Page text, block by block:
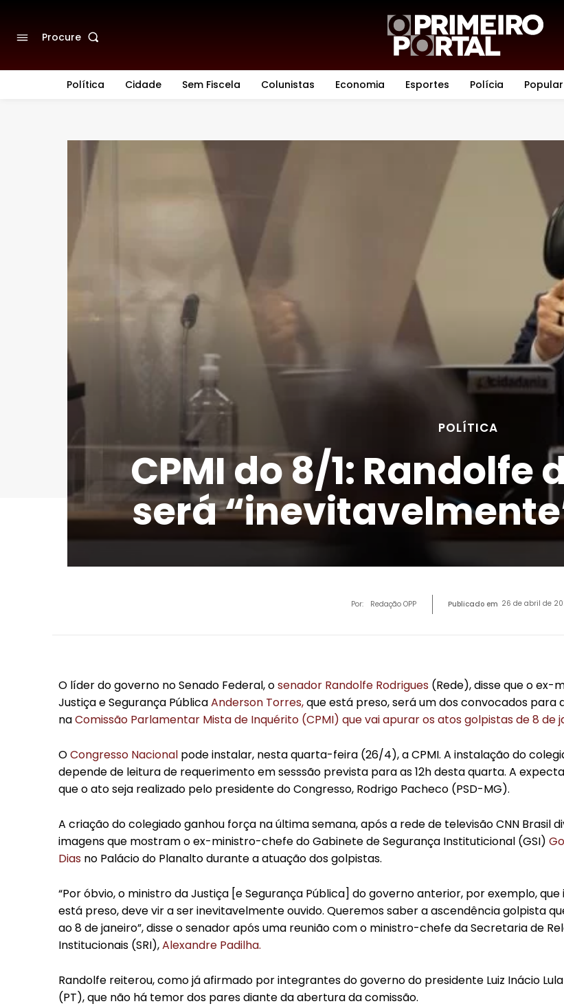
Procure
Política Cidade Sem Fiscela Colunistas Economia Esportes Polícia Popular
POLÍTICA
CPMI do 8/1: Randolfe
será
Por: Redação OPP Publicado em 26 de abril de
O líder do governo no Senado Federal, osenador Randolfe Rodrigues (Rede), disse que o ex-
Justiça e Segurança PúblicaAnderson Torres,que está preso, será um dos convocados para
naComissão Parlamentar Mista de Inquérito (CPMI) que vai apurar os atos golpistas de 8 de
OCongresso Nacional pode instalar, nesta quarta-feira (26/4), a CPMI. A instalação do
depende de leitura de requerimento em sesssão prevista para as 12h desta quarta. A
que o ato seja realizado pelo presidente do Congresso, Rodrigo Pacheco (PSD-MG).
A criação do colegiado ganhou força na última semana, após a rede de televisão CNN Brasil
imagens que mostram o ex-ministro-chefe do Gabinete de Segurança Instituticional (GSI)
Dias no Palácio do Planalto durante a atuação dos golpistas.
“Por óbvio, o ministro da Justiça [e Segurança Pública] do governo anterior, por exemplo, que
está preso, deve vir a ser inevitavelmente ouvido. Queremos saber a ascendência golpista
ao 8 de janeiro”, disse o senador após uma reunião com o ministro-chefe da Secretaria de
Institucionais (SRI),Alexandre Padilha.
Randolfe reiterou, como já afirmado por integrantes do governo do presidente Luiz Inácio
(PT), que não há temor dos pares diante da abertura da comissão.